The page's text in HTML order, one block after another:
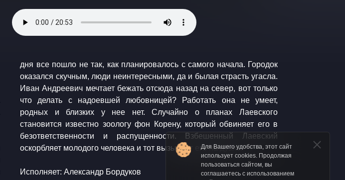
дня все пошло не так, как планировалось с самого начала. Городок
оказался скучным, люди неинтересными, да и былая страсть угасла.
Иван Андреевич мечтает бежать отсюда назад на север, вот только
что делать с надоевшей любовницей? Работать она не умеет,
родных и близких у нее нет. Случайно о планах Лаевского
становится известно зоологу фон Корену, который обвиняет его в
безответственности и распущенности. Взбешенный Лаевский
оскорбляет молодого человека и тот вызывает его на дуэль.
​Исполняет: Александр Бордуков
Для Вашего удобства, этот сайт
использует cookies. Продолжая
пользоваться сайтом, вы
соглашаетесь с использованием